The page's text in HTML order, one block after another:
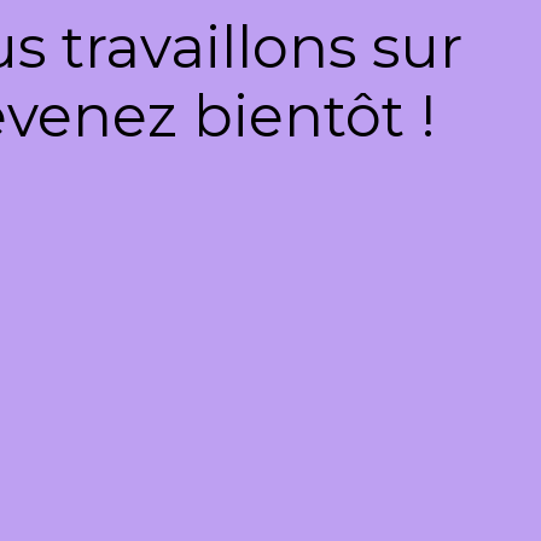
travaillons sur
bientôt !